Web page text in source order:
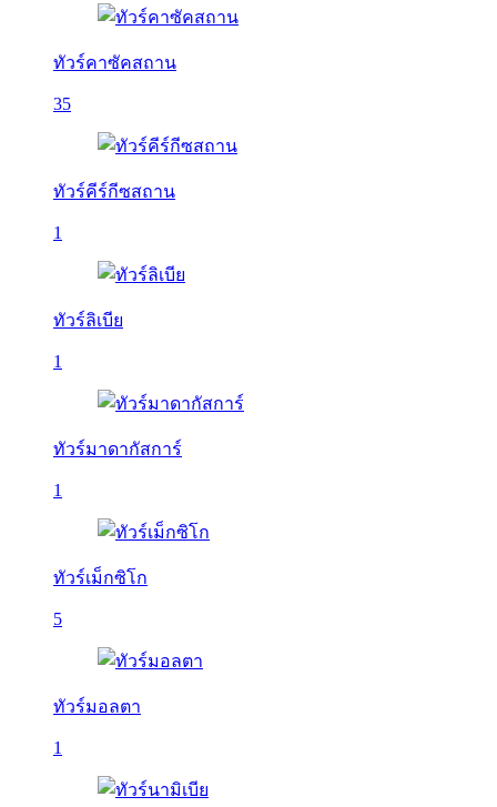
ทัวร์คาซัคสถาน
35
ทัวร์คีร์กีซสถาน
1
ทัวร์ลิเบีย
1
ทัวร์มาดากัสการ์
1
ทัวร์เม็กซิโก
5
ทัวร์มอลตา
1